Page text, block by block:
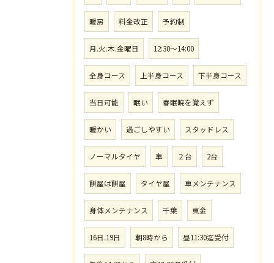
暖房 料金改正 予約制
月.火.木.金曜日 12:30〜14:00
全身コース 上半身コース 下半身コース
当日可能 眠い 春眠暁を覚えず
暖かい 過ごしやすい スタッドレス
ノーマルタイヤ 車 ２台 2台
餅屋は餅屋 タイヤ屋 車メンテナンス
身体メンテナンス 千葉 東金
16日.19日 朝8時から 昼11:30迄受付